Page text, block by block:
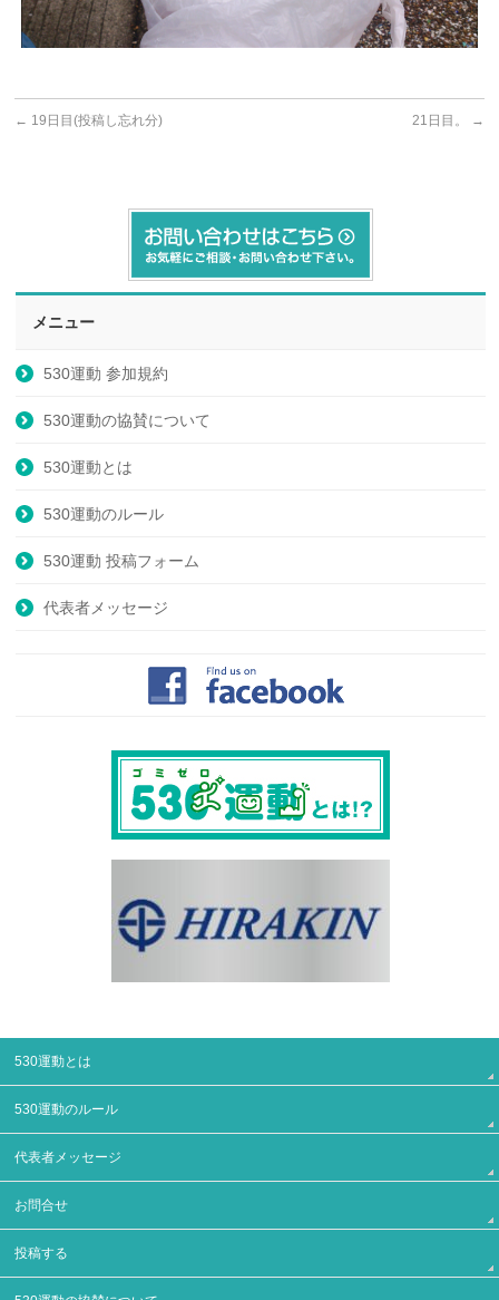
← 19日目(投稿し忘れ分) 21日目。 →
メニュー
530運動 参加規約
530運動の協賛について
530運動とは
530運動のルール
530運動 投稿フォーム
代表者メッセージ
530運動とは
530運動のルール
代表者メッセージ
お問合せ
投稿する